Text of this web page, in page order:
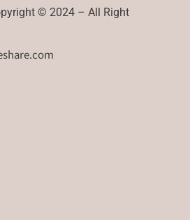
© 2024 – All Right